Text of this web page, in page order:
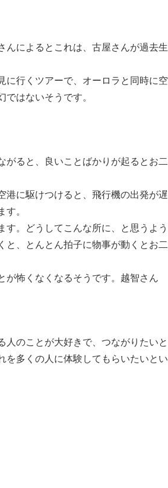
んによるとこれは、古屋さんが過去生
に行くツアーで、オーロラと同時に空
はないそうです。
がると、良いことばかりが起るとお二
港に駆けつけると、飛行機の出発が遅
す。
。どうしてこんな所に、と思うよう
と、とんとん拍子に物事が動くとお二
が怖くなくなるそうです。越智さん
人のことが大好きで、つながりたいと
を多くの人に体験してもらいたいとい